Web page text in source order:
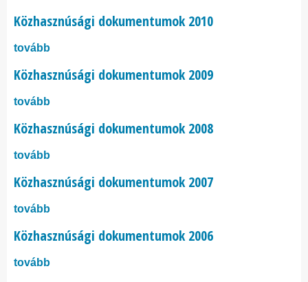
Közhasznúsági dokumentumok 2010
tovább
Közhasznúsági dokumentumok 2009
tovább
Közhasznúsági dokumentumok 2008
tovább
Közhasznúsági dokumentumok 2007
tovább
Közhasznúsági dokumentumok 2006
tovább